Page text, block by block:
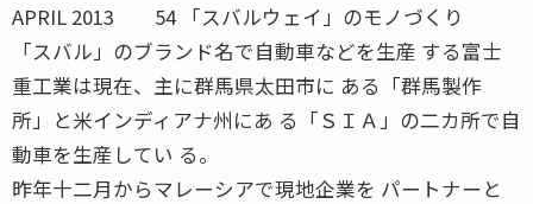
APRIL 2013 54 「スバルウェイ」のモノづくり
「スバル」のブランド名で自動車などを生産 する富士
重工業は現在、主に群馬県太田市に ある「群馬製作
所」と米インディアナ州にあ る「ＳＩＡ」の二カ所で自
動車を生産してい る。
昨年十二月からマレーシアで現地企業を パートナーと